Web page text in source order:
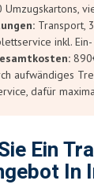
Umzugskartons,
Transport,
inkl.
aufwändiges
dafür
Ein
In